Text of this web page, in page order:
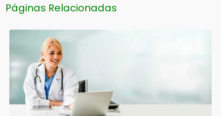
Páginas Relacionadas